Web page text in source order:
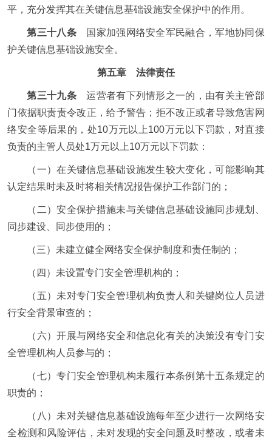
平，充分发挥其在关键信息基础设施安全保护中的作用。
第三十八条国家加强网络安全军民融合，军地协同保
护关键信息基础设施安全。
第五章 法律责任
第三十九条运营者有下列情形之一的，由有关主管部
门依据职责责令改正，给予警告；拒不改正或者导致危害网
络安全等后果的，处10万元以上100万元以下罚款，对直接
负责的主管人员处1万元以上10万元以下罚款：
（一）在关键信息基础设施发生较大变化，可能影响其
认定结果时未及时将相关情况报告保护工作部门的；
（二）安全保护措施未与关键信息基础设施同步规划、
同步建设、同步使用的；
（三）未建立健全网络安全保护制度和责任制的；
（四）未设置专门安全管理机构的；
（五）未对专门安全管理机构负责人和关键岗位人员进
行安全背景审查的；
（六）开展与网络安全和信息化有关的决策没有专门安
全管理机构人员参与的；
（七）专门安全管理机构未履行本条例第十五条规定的
职责的；
（八）未对关键信息基础设施每年至少进行一次网络安
全检测和风险评估，未对发现的安全问题及时整改，或者未